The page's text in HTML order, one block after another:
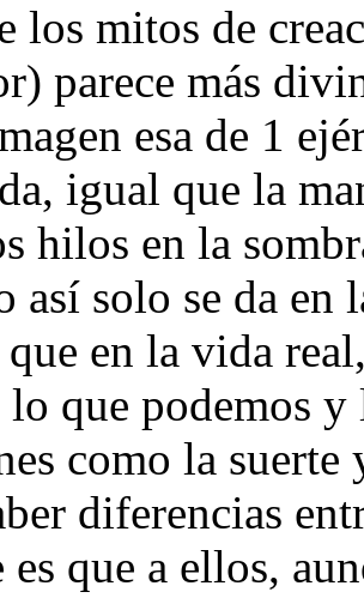
los mitos de
parece más
esa de 1
igual que la
hilos en la
así solo se da en
en la vida
lo que podemos
como la
diferencias
que a ellos,